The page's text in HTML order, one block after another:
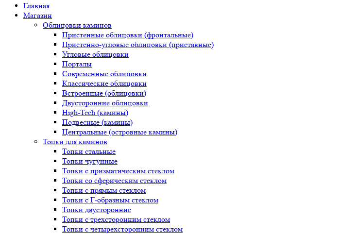
Главная
Магазин
Облицовки каминов
Пристенные облицовки (фронтальные)
Пристенно-угловые облицовки (приставные)
Угловые облицовки
Порталы
Современные облицовки
Классические облицовки
Встроенные (облицовки)
Двусторонние облицовки
High-Tech (камины)
Подвесные (камины)
Центральные (островные камины)
Топки для каминов
Топки стальные
Топки чугунные
Топки с призматическим стеклом
Топки со сферическим стеклом
Топки с прямым стеклом
Топки с Г-образным стеклом
Топки двусторонние
Топки с трехсторонним стеклом
Топки с четырехсторонним стеклом